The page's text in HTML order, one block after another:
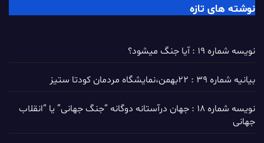
نوشته های تازه
نویسه شماره 19 : آیا جنگ میشود؟
بیانیه شماره 39 : ۲۲بهمن،نمایشگاه مردمان کودتا ستیز
نویسه شماره 18 : جهان درآستانه دوگانه “جنگ جهانی” یا “انقلاب
جهانی